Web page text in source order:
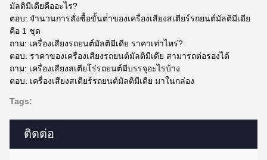
ติดต่อ
มัลติมีเดียคืออะไร?
ตอบ: จํานวนการสั่งซื้อขั้นต่ําของเครื่องเสียงสเตียร์รถยนต์มัลติมีเดีย
คือ 1 ชุด
ถาม: เครื่องเสียงรถยนต์มัลติมีเดีย ราคาเท่าไหร่?
ตอบ: ราคาของเครื่องเสียงรถยนต์มัลติมีเดีย สามารถต่อรองได้
ถาม: เครื่องเสียงสเตียโร่รถยนต์มีบรรจุอะไรบ้าง
ตอบ: เครื่องเสียงสเตียร์รถยนต์มัลติมีเดีย มาในกล่อง
Tags: